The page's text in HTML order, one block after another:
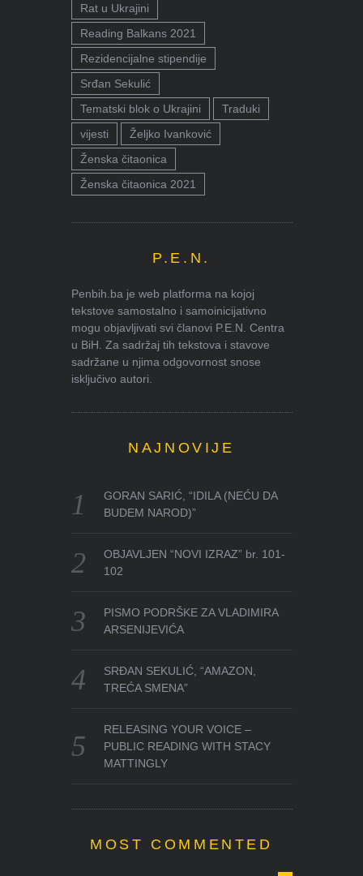
Rat u Ukrajini
Reading Balkans 2021
Rezidencijalne stipendije
Srđan Sekulić
Tematski blok o Ukrajini
Traduki
vijesti
Željko Ivanković
Ženska čitaonica
Ženska čitaonica 2021
P.E.N.
Penbih.ba je web platforma na kojoj
tekstove samostalno i samoinicijativno
mogu objavljivati svi članovi P.E.N. Centra
u BiH. Za sadržaj tih tekstova i stavove
sadržane u njima odgovornost snose
isključivo autori.
NAJNOVIJE
GORAN SARIĆ, “IDILA (NEĆU DA
BUDEM NAROD)”
OBJAVLJEN “NOVI IZRAZ” br. 101-
102
PISMO PODRŠKE ZA VLADIMIRA
ARSENIJEVIĆA
SRĐAN SEKULIĆ, “AMAZON,
TREĆA SMENA”
RELEASING YOUR VOICE –
PUBLIC READING WITH STACY
MATTINGLY
MOST COMMENTED